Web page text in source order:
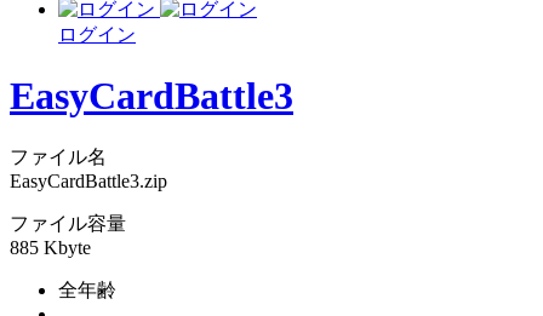
ログイン
EasyCardBattle3
ファイル名
EasyCardBattle3.zip
ファイル容量
885 Kbyte
全年齢